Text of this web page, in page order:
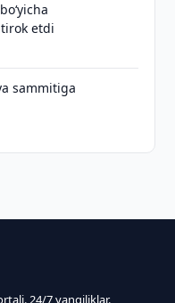
etdi
sammitiga
24/7 yangiliklar.